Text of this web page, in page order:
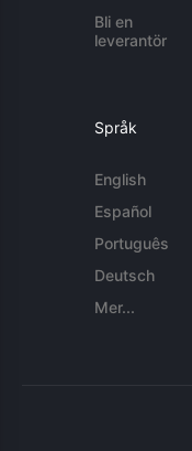
Bli en
leverantör
Språk
English
Español
Português
Deutsch
Mer...